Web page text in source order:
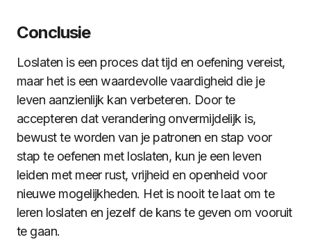
Conclusie
Loslaten is een proces dat tijd en oefening vereist,
maar het is een waardevolle vaardigheid die je
leven aanzienlijk kan verbeteren. Door te
accepteren dat verandering onvermijdelijk is,
bewust te worden van je patronen en stap voor
stap te oefenen met loslaten, kun je een leven
leiden met meer rust, vrijheid en openheid voor
nieuwe mogelijkheden. Het is nooit te laat om te
leren loslaten en jezelf de kans te geven om vooruit
te gaan.